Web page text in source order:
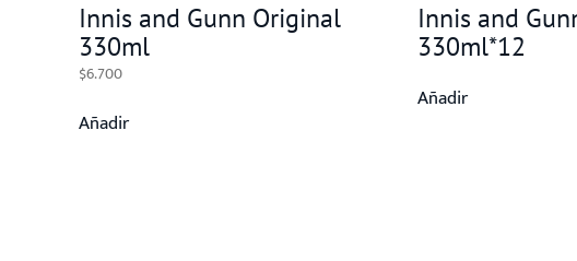
Innis and Gunn Original
330ml
$6.700
Añadir
Innis and
330ml*12
Añadir